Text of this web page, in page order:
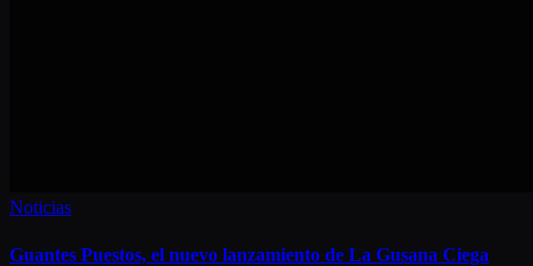
Noticias
Guantes Puestos, el nuevo lanzamiento de La Gusana Ciega